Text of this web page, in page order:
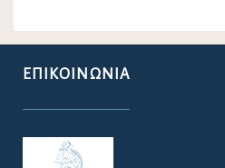
ΕΠΙΚΟΙΝΩΝΊΑ